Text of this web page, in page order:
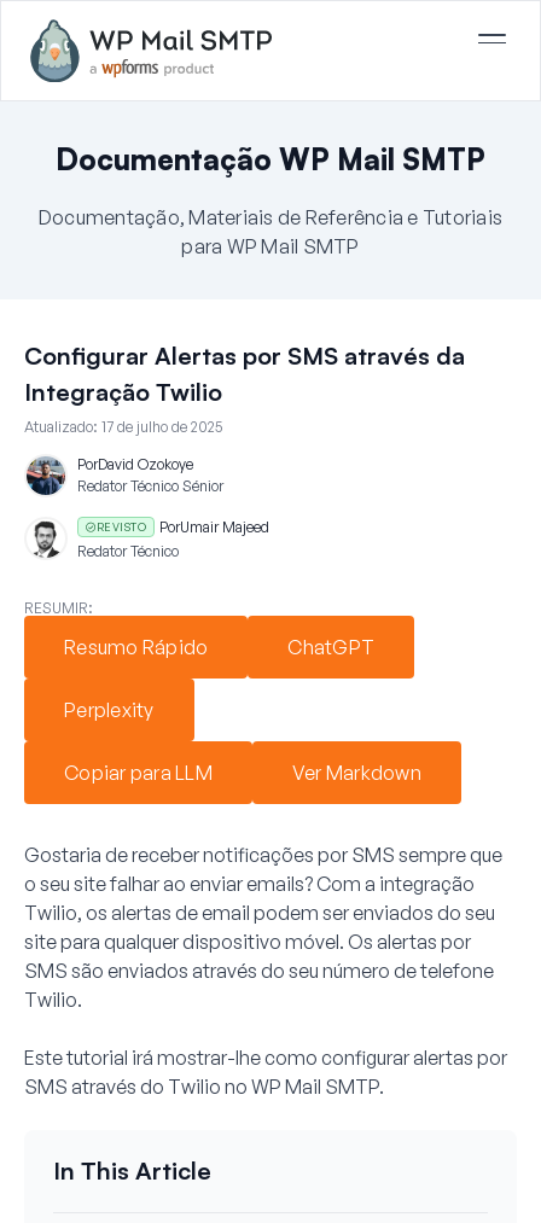
Documentação WP Mail SMTP
Documentação, Materiais de Referência e Tutoriais
para WP Mail SMTP
Configurar Alertas por SMS através da
Integração Twilio
Atualizado: 17 de julho de 2025
PorDavid Ozokoye
Redator Técnico Sénior
REVISTO PorUmair Majeed
Redator Técnico
RESUMIR:
Resumo Rápido ChatGPT
Perplexity
Copiar para LLM Ver Markdown
Gostaria de receber notificações por SMS sempre que
o seu site falhar ao enviar emails? Com a integração
Twilio, os alertas de email podem ser enviados do seu
site para qualquer dispositivo móvel. Os alertas por
SMS são enviados através do seu número de telefone
Twilio.
Este tutorial irá mostrar-lhe como configurar alertas por
SMS através do Twilio no WP Mail SMTP.